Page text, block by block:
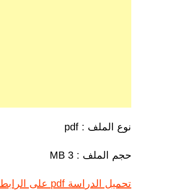
نوع الملف : pdf
حجم الملف : 3 MB
تحميل الدراسة pdf على الرابط